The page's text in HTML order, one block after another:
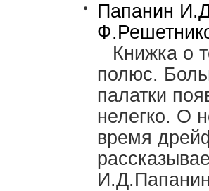
Папанин
Книжка о
полюс.
палатки
нелегко. О
время